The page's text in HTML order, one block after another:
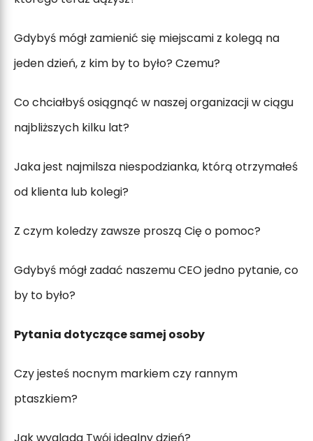
Gdybyś mógł zamienić się miejscami z kolegą na
jeden dzień, z kim by to było? Czemu?
Co chciałbyś osiągnąć w naszej organizacji w ciągu
najbliższych kilku lat?
Jaka jest najmilsza niespodzianka, którą otrzymałeś
od klienta lub kolegi?
Z czym koledzy zawsze proszą Cię o pomoc?
Gdybyś mógł zadać naszemu CEO jedno pytanie, co
by to było?
Pytania dotyczące samej osoby
Czy jesteś nocnym markiem czy rannym
ptaszkiem?
Jak wygląda Twój idealny dzień?